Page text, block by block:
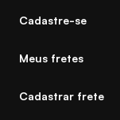
Cadastre-se
Meus fretes
Cadastrar frete